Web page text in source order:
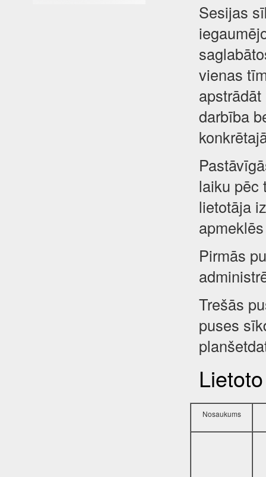
Sesijas
vienas
darbība
laiku pēc
lietotāja
Pirmās
Trešās
puses
Nosaukums